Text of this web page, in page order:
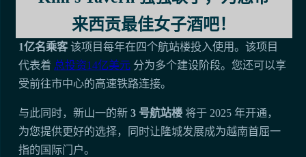
这不仅仅是一个机场——这是一个大型项目
1亿名乘客该项目每年在四个航站楼投入使用。该项目
代表着 总投资14亿美元 分为多个建设阶段。您还可以享
受前往市中心的高速铁路连接。
与此同时，新山一的新3 号航站楼 将于 2025 年开通，
为您提供更好的选择，同时让隆城发展成为越南首屈一
指的国际门户。
来西贡最佳女子酒吧！